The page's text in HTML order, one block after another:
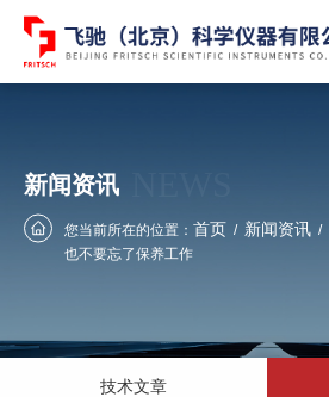
新闻资讯
您当前所在的位置： 首页 / 新闻资讯 /
也不要忘了保养工作
技术文章